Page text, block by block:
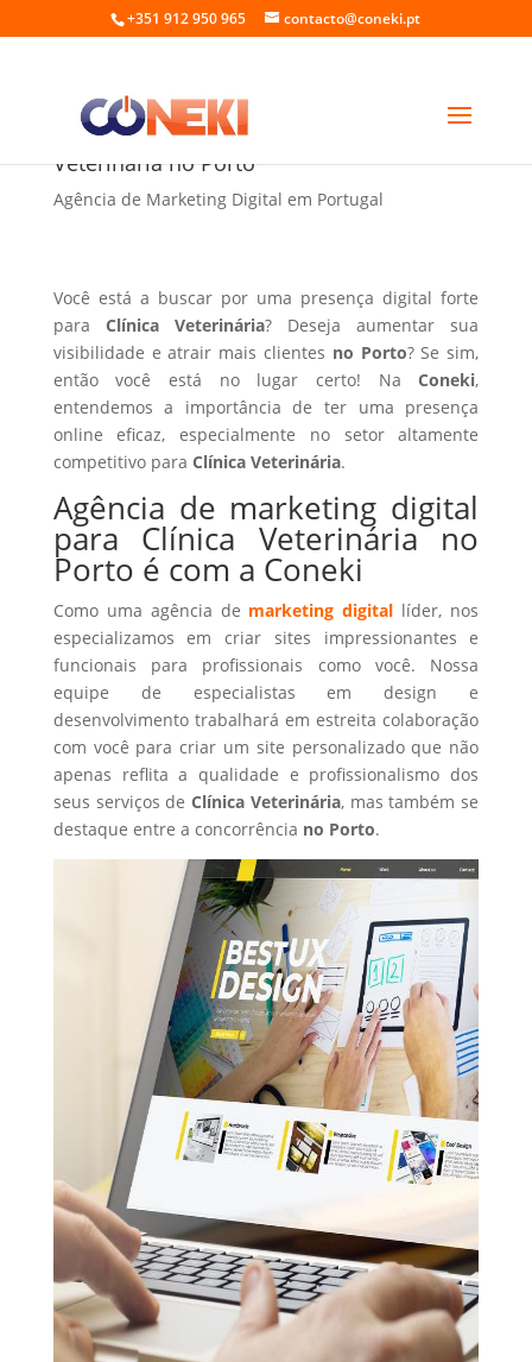
+351 912 950 965 contacto@coneki.pt
Agência de marketing digital para Clínica
Veterinária no Porto
Agência de Marketing Digital em Portugal
Você está a buscar por uma presença digital forte
para Clínica Veterinária? Deseja aumentar sua
visibilidade e atrair mais clientes no Porto? Se sim,
então você está no lugar certo! NaConeki,
entendemos a importância de ter uma presença
online eficaz, especialmente no setor altamente
competitivo para Clínica Veterinária.
Agência de marketing digital
para Clínica Veterinária no
Porto é com a Coneki
Como uma agência de marketing digital líder, nos
especializamos em criar sites impressionantes e
funcionais para profissionais como você. Nossa
equipe de especialistas em design e
desenvolvimento trabalhará em estreita colaboração
com você para criar um site personalizado que não
apenas reflita a qualidade e profissionalismo dos
seus serviços deClínica Veterinária, mas também se
destaque entre a concorrência no Porto.